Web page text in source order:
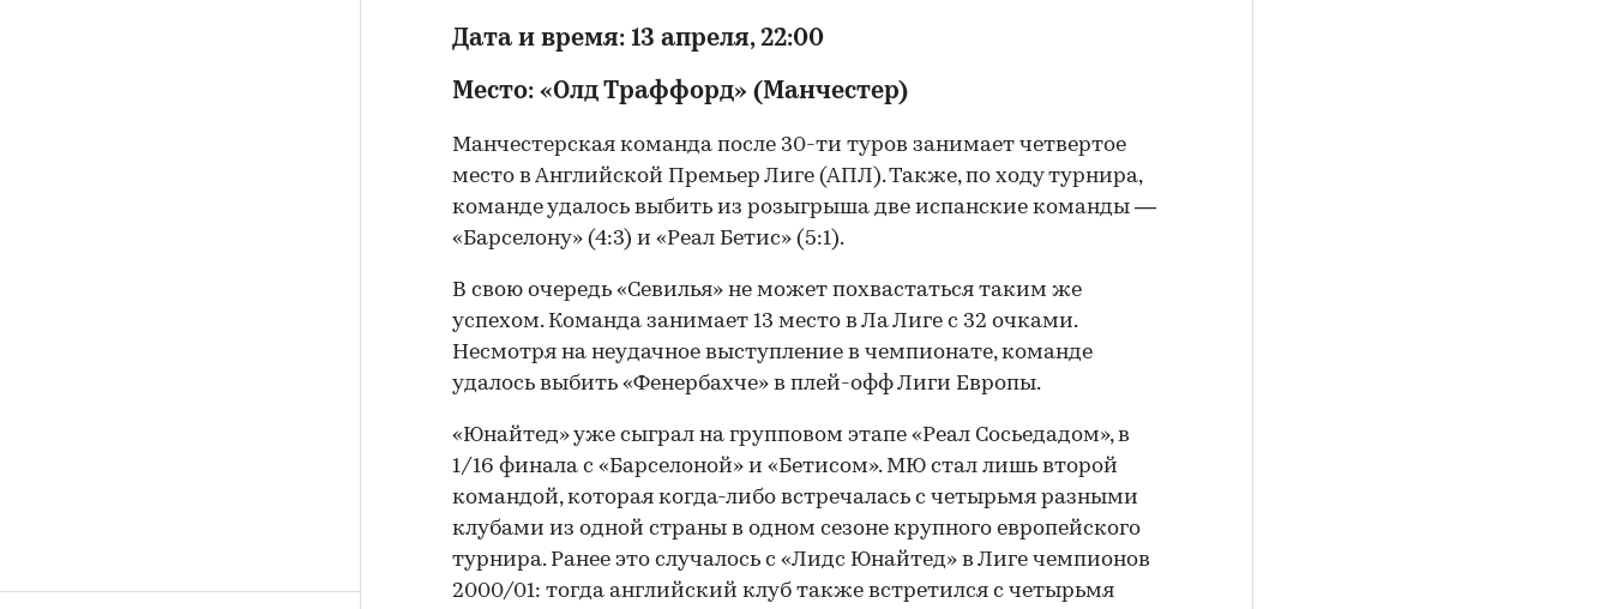
Дата и время: 13 апреля, 22:00
Место: «Олд Траффорд» (Манчестер)
Манчестерская команда после 30-ти туров занимает четвертое
место в Английской Премьер Лиге (АПЛ). Также, по ходу турнира,
команде удалось выбить из розыгрыша две испанские команды —
«Барселону» (4:3) и «Реал Бетис» (5:1).
В свою очередь «Севилья» не может похвастаться таким же
успехом. Команда занимает 13 место в Ла Лиге с 32 очками.
Несмотря на неудачное выступление в чемпионате, команде
удалось выбить «Фенербахче» в плей-офф Лиги Европы.
«Юнайтед» уже сыграл на групповом этапе «Реал Сосьедадом», в
1/16 финала с «Барселоной» и «Бетисом». МЮ стал лишь второй
командой, которая когда-либо встречалась с четырьмя разными
клубами из одной страны в одном сезоне крупного европейского
турнира. Ранее это случалось с «Лидс Юнайтед» в Лиге чемпионов
2000/01: тогда английский клуб также встретился с четырьмя